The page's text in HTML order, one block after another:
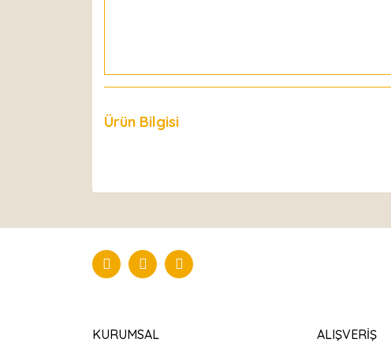
Ürün Bilgisi
KURUMSAL ALIŞVERİŞ